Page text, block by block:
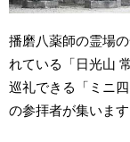
播磨八薬師の霊場
れている「日光山
巡礼できる「ミニ
の参拝者が集います